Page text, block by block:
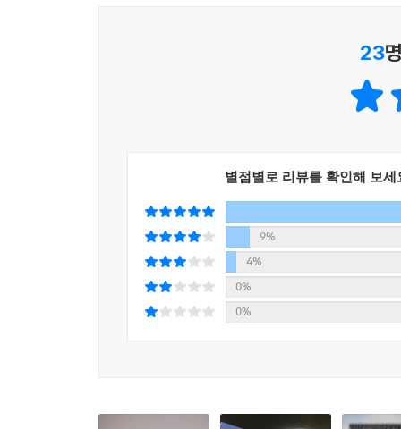
수런수런 이야기꽃을 피우거나 가져온 음식을 나
재워준다’는 코소보의 한 가정집에서 받는 환대,
여행은 계속된다
“내가 앉은 이 자리가
동네에서 볕이 가장 잘 드는 자리랍니다.”
23
별점별로 리뷰를 확인해 보세
9%
4%
0%
0%